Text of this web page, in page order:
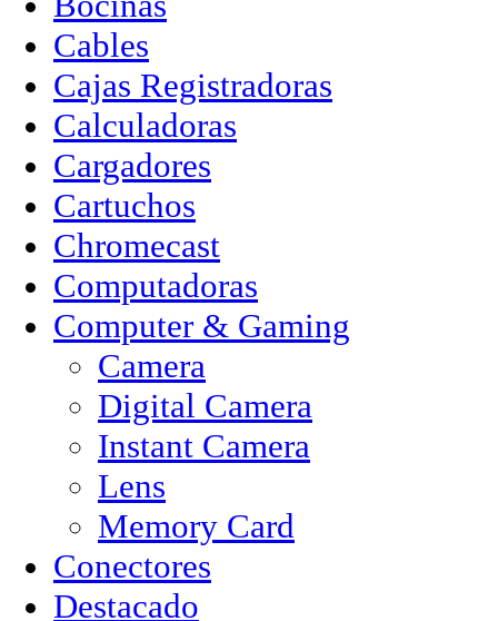
Cables
Cajas Registradoras
Calculadoras
Cargadores
Cartuchos
Chromecast
Computadoras
Computer & Gaming
Camera
Digital Camera
Instant Camera
Lens
Memory Card
Conectores
Destacado